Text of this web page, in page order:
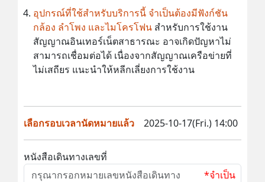
อุปกรณ์ที่ใช้สำหรับบริการนี้ จำเป็นต้องมีฟังก์ชัน
กล้อง ลำโพง และไมโครโฟน สำหรับการใช้งาน
สัญญาณอินเทอร์เน็ตสาธารณะ อาจเกิดปัญหาไม่
สามารถเชื่อมต่อได้ เนื่องจากสัญญาณเครือข่ายที่
ไม่เสถียร แนะนำให้หลีกเลี่ยงการใช้งาน
เลือกรอบเวลานัดหมายแล้ว 2025-10-17(Fri.) 14:00
หนังสือเดินทางเลขที่
*จำเป็น